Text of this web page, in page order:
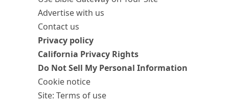
Advertise with us
Contact us
Privacy policy
California Privacy Rights
Do Not Sell My Personal Information
Cookie notice
Site: Terms of use